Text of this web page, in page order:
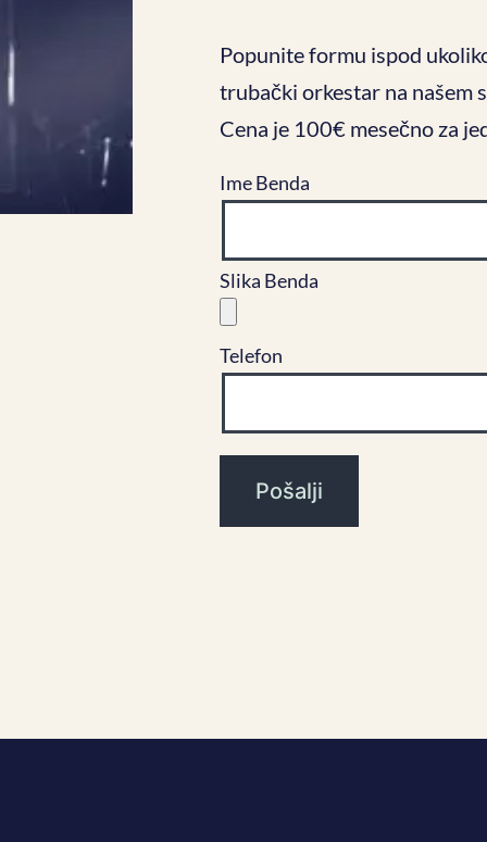
Popunite formu ispod
trubački orkestar na našem
Cena je 100€ mesečno za
Ime Benda
Slika Benda
Telefon